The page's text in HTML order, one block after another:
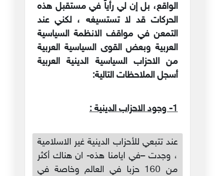
الواقع، بل إن لي رأياً في مستقبل هذه
الحركات قد لا تستسيغه ، لكني عند
التمعن في مواقف الانظمة السياسية
العربية وبعض القوى السياسية العربية
من الاحزاب السياسية الدينية العربية
أسجل الملاحظات التالية:
1- وجود الاحزاب الدينية :
عند تتبعي للأحزاب الدينية غير الاسلامية
، وجدت –في ايامنا هذه- ان هناك أكثر
من 160 حزبا في العالم وخاصة في